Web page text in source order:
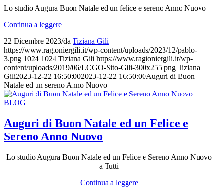
Lo studio Augura Buon Natale ed un felice e sereno Anno Nuovo
Continua a leggere
22 Dicembre 2023/da Tiziana Gili
https://www.ragioniergili.it/wp-content/uploads/2023/12/pablo-
3.png 1024 1024 Tiziana Gili https://www.ragioniergili.it/wp-
content/uploads/2019/06/LOGO-Sito-Gili-300x255.png Tiziana
Gili2023-12-22 16:50:002023-12-22 16:50:00Auguri di Buon
Natale ed un sereno Anno Nuovo
BLOG
Auguri di Buon Natale ed un Felice e
Sereno Anno Nuovo
Lo studio Augura Buon Natale ed un Felice e Sereno Anno Nuovo
a Tutti
Continua a leggere